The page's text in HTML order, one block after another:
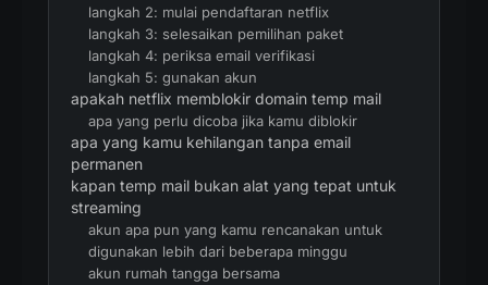
langkah 2: mulai pendaftaran netflix
langkah 3: selesaikan pemilihan paket
langkah 4: periksa email verifikasi
langkah 5: gunakan akun
apakah netflix memblokir domain temp mail
apa yang perlu dicoba jika kamu diblokir
apa yang kamu kehilangan tanpa email
permanen
kapan temp mail bukan alat yang tepat untuk
streaming
akun apa pun yang kamu rencanakan untuk
digunakan lebih dari beberapa minggu
akun rumah tangga bersama